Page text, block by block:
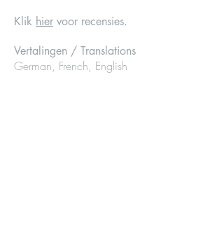
Klik hier voor recensies.
Vertalingen / Translations
German, French, English